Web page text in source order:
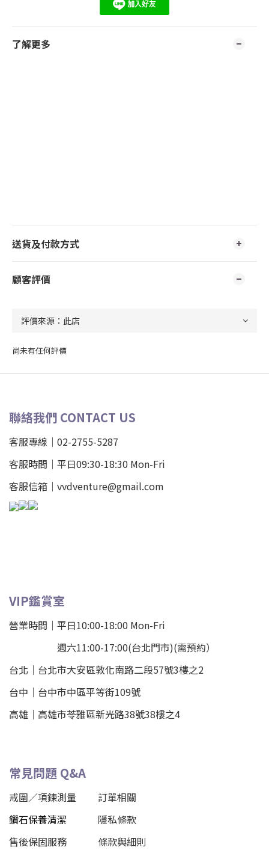
了解更多
送貨及付款方式
顧客評價
尚未有任何評價
聯絡我們 CONTACT US
客服專線｜02-2755-5287
客服時間｜平日09:30-18:30 Mon-Fri
客服信箱｜vvdventure@gmail.com
VIP鑑賞室
營業時間｜平日10:00-18:00 Mon-Fri
週六11:00-17:00(台北門市)(需預約）
台北 ｜ 台北市大安區敦化南路二段57號3樓之2
台中｜ 台中市中區平等街109號
高雄｜ 高雄市苓雅區新光路38號38樓之4
常見問題 Q&A
戒圍／項鍊測量
訂單相關
鑽石保養清潔
隱私條款
售後保固服務
條款與細則